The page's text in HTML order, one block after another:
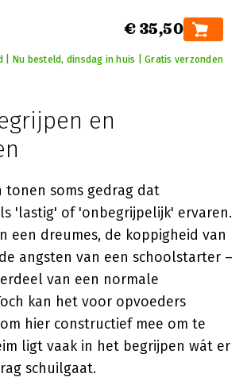
€ 35,50
| Nu besteld, dinsdag in huis | Gratis verzonden
en
tonen soms gedrag dat
'lastig' of 'onbegrijpelijk' ervaren.
een dreumes, de koppigheid van
angsten van een schoolstarter –
van een normale
kan het voor opvoeders
hier constructief mee om te
ligt vaak in het begrijpen wát er
schuilgaat.